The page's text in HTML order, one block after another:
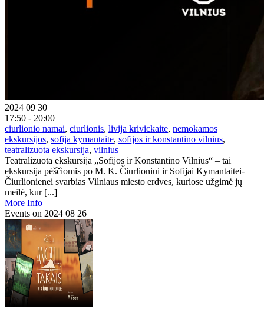
2024 09 30
17:50 - 20:00
ciurlionio namai, ciurlionis, livija krivickaite, nemokamos
ekskursijos, sofija kymantaite, sofijos ir konstantino vilnius,
teatralizuota ekskursija, vilnius
Teatralizuota ekskursija „Sofijos ir Konstantino Vilnius“ – tai
ekskursija pėščiomis po M. K. Čiurlioniui ir Sofijai Kymantaitei-
Čiurlionienei svarbias Vilniaus miesto erdves, kuriose užgimė jų
meilė, kur [...]
More Info
Events on 2024 08 26